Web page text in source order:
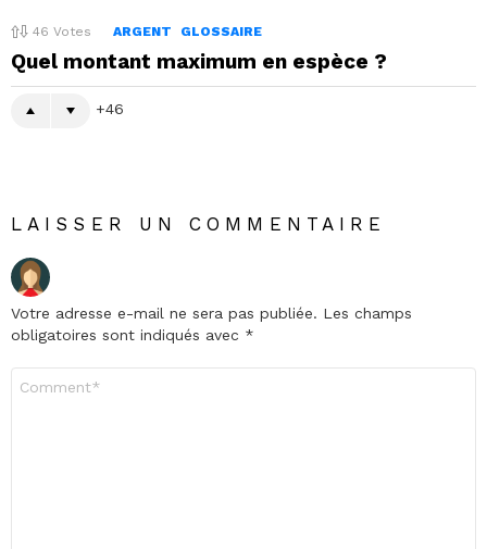
46 Votes ARGENT GLOSSAIRE
Quel montant maximum en espèce ?
46
LAISSER UN COMMENTAIRE
Votre adresse e-mail ne sera pas publiée. Les champs
obligatoires sont indiqués avec *